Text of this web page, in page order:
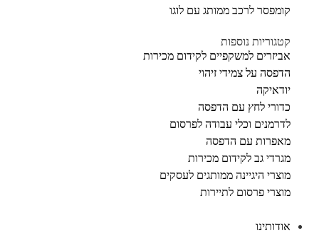
קומפסר לרכב ממותג עם לוגו
קטגוריות נוספות
אביזרים למשקפיים לקידום מכירות
הדפסה על צמידי זיהוי
יודאיקה
כדורי לחץ עם הדפסה
לדרמנים וכלי עבודה לפרסום
מאפרות עם הדפסה
מגרדי גב לקידום מכירות
מוצרי היגיינה ממותגים לעסקים
מוצרי פרסום לתיירות
אודותינו